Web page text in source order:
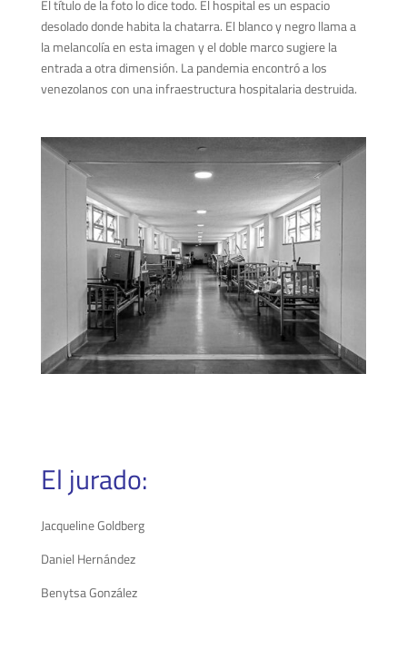
El título de la foto lo dice todo. El hospital es un espacio
desolado donde habita la chatarra. El blanco y negro llama a
la melancolía en esta imagen y el doble marco sugiere la
entrada a otra dimensión. La pandemia encontró a los
venezolanos con una infraestructura hospitalaria destruida.
El jurado:
Jacqueline Goldberg
Daniel Hernández
Benytsa González